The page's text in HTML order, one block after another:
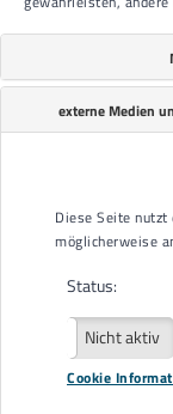
externe Medien
Diese Seite nutzt
möglicherweise
Status:
Nicht aktiv
Cookie